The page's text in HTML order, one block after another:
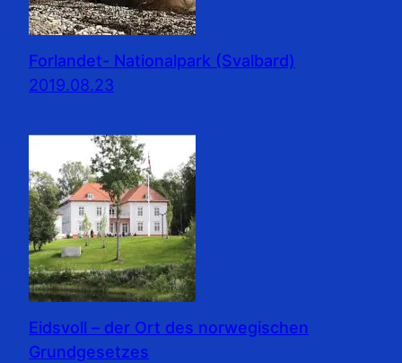
Forlandet- Nationalpark (Svalbard)
2019.08.23
Eidsvoll – der Ort des norwegischen
Grundgesetzes